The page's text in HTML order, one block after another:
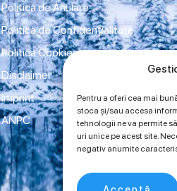
Pentru a oferi cea mai
stoca și/sau accesa
tehnologii ne va permite
uri unice pe acest site.
negativ anumite
Politica de Anulare
Politica de Confidențialitate
Politica Cookies
Disclaimer
Imprint
ANPC